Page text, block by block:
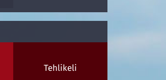
Tehlikeli